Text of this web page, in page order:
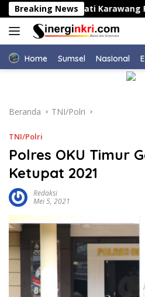
Langsung
ke
konten
Breaking NewsBupati Karawang
Home Sumsel NasIonal
Beranda TNI/Polri
TNI/Polri
Polres OKU Timur
Ketupat 2021
Redaksi
Mei 5, 2021